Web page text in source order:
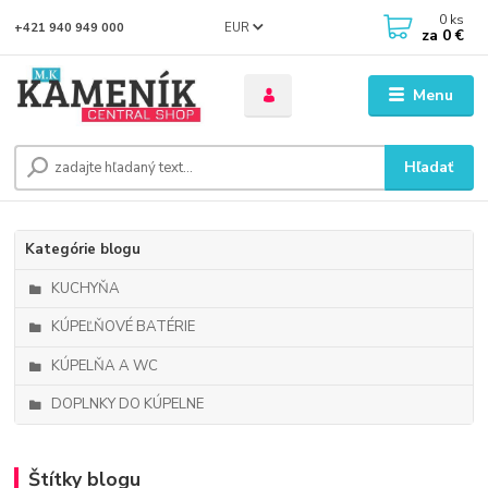
Menu
EUR
Hľadať
+421 940 949 000 0 ks
za 0 €
Kategórie blogu
KUCHYŇA
KÚPEĽŇOVÉ BATÉRIE
KÚPELŇA A WC
DOPLNKY DO KÚPELNE
Štítky blogu